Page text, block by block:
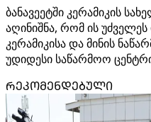
ბანავეეტში კერამიკის
აღინიშნა, რომ ის
კერამიკისა და მინის
უდიდესი საწარმოო
ᲠᲔᲙᲝᲛᲔᲜᲓᲔᲑᲣᲚᲘ